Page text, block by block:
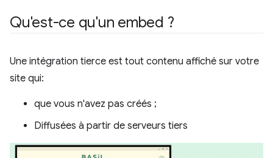
Qu'est-ce qu'un embed ?
Une intégration tierce est tout contenu affiché sur votre
site qui:
que vous n'avez pas créés ;
Diffusées à partir de serveurs tiers